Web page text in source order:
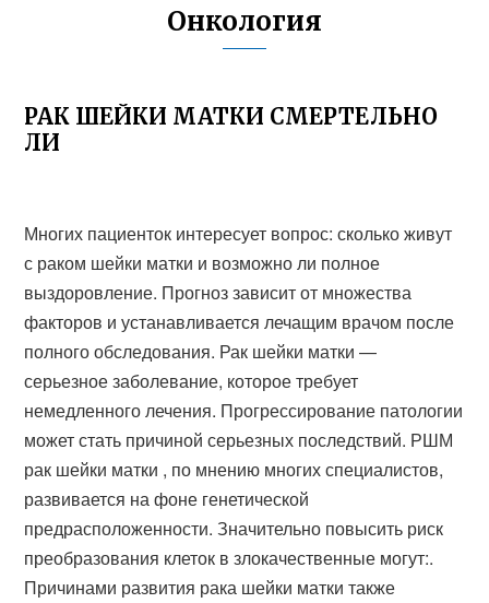
Онкология
РАК ШЕЙКИ МАТКИ СМЕРТЕЛЬНО
ЛИ
Многих пациенток интересует вопрос: сколько живут
с раком шейки матки и возможно ли полное
выздоровление. Прогноз зависит от множества
факторов и устанавливается лечащим врачом после
полного обследования. Рак шейки матки —
серьезное заболевание, которое требует
немедленного лечения. Прогрессирование патологии
может стать причиной серьезных последствий. РШМ
рак шейки матки , по мнению многих специалистов,
развивается на фоне генетической
предрасположенности. Значительно повысить риск
преобразования клеток в злокачественные могут:.
Причинами развития рака шейки матки также